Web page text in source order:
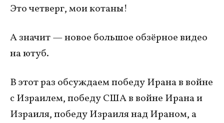
Это четверг, мои котаны!
А значит — новое большое обзёрное видео
на ютуб.
В этот раз обсуждаем победу Ирана в войне
с Израилем, победу США в войне Ирана и
Израиля, победу Израиля над Ираном, а